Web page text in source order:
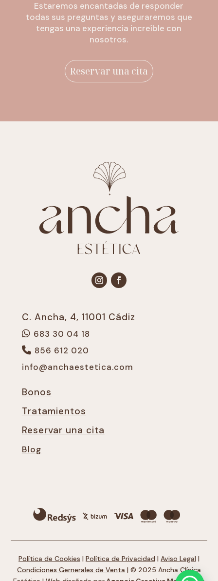
Estaremos encantadas de responder
todas sus preguntas y aseguraremos que
tengas una experiencia increíble con
nosotros.
Reservar una cita
C. Ancha, 4, 11001 Cádiz
683 30 04 18
856 612 020
info@anchaestetica.com
Bonos
Tratamientos
Reservar una cita
Blog
Política de Cookies | Política de Privacidad | Aviso Legal |
Condiciones Gernerales de Venta | © 2025 Ancha Clínica